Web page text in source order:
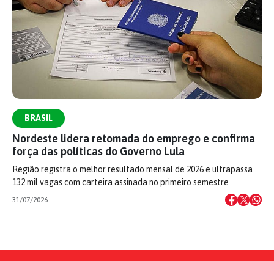
BRASIL
Nordeste lidera retomada do emprego e confirma
força das políticas do Governo Lula
Região registra o melhor resultado mensal de 2026 e ultrapassa
132 mil vagas com carteira assinada no primeiro semestre
31/07/2026